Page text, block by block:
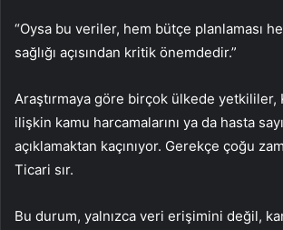
“Oysa bu veriler, hem bütçe planlaması
sağlığı açısından kritik önemdedir.”
Araştırmaya göre birçok ülkede yetkililer,
ilişkin kamu harcamalarını ya da hasta
açıklamaktan kaçınıyor. Gerekçe çoğu
Ticari sır.
Bu durum, yalnızca veri erişimini değil,